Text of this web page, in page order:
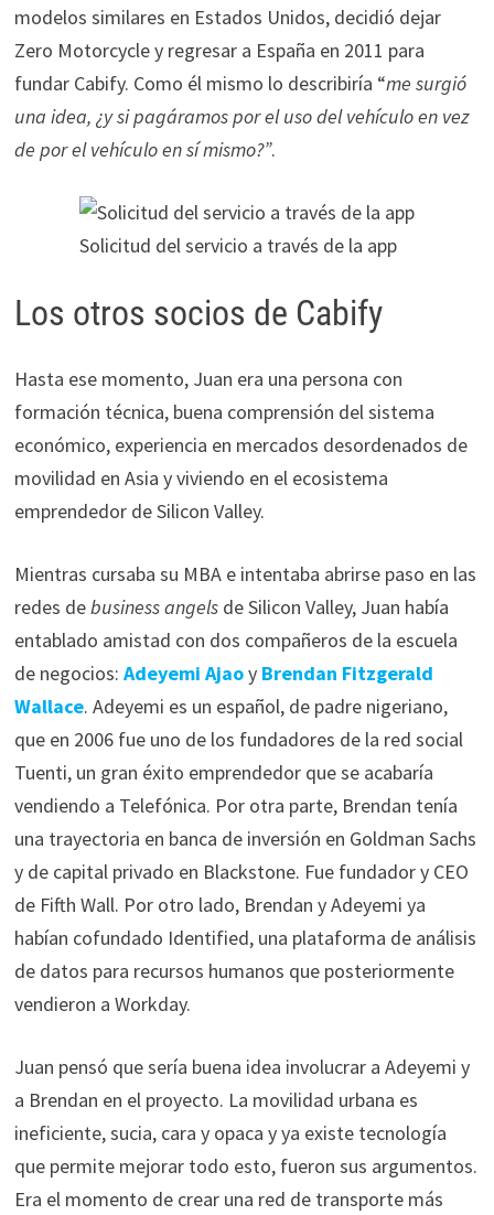
modelos similares en Estados Unidos, decidió dejar
Zero Motorcycle y regresar a España en 2011 para
fundar Cabify. Como él mismo lo describiría “me surgió
una idea, ¿y si pagáramos por el uso del vehículo en vez
de por el vehículo en sí mismo?”.
Solicitud del servicio a través de la app
Los otros socios de Cabify
Hasta ese momento, Juan era una persona con
formación técnica, buena comprensión del sistema
económico, experiencia en mercados desordenados de
movilidad en Asia y viviendo en el ecosistema
emprendedor de Silicon Valley.
Mientras cursaba su MBA e intentaba abrirse paso en las
redes debusiness angelsde Silicon Valley, Juan había
entablado amistad con dos compañeros de la escuela
de negocios: Adeyemi Ajaoy Brendan Fitzgerald
Wallace. Adeyemi es un español, de padre nigeriano,
que en 2006 fue uno de los fundadores de la red social
Tuenti, un gran éxito emprendedor que se acabaría
vendiendo a Telefónica. Por otra parte, Brendan tenía
una trayectoria en banca de inversión en Goldman Sachs
y de capital privado en Blackstone. Fue fundador y CEO
de Fifth Wall. Por otro lado, Brendan y Adeyemi ya
habían cofundado Identified, una plataforma de análisis
de datos para recursos humanos que posteriormente
vendieron a Workday.
Juan pensó que sería buena idea involucrar a Adeyemi y
a Brendan en el proyecto. La movilidad urbana es
ineficiente, sucia, cara y opaca y ya existe tecnología
que permite mejorar todo esto, fueron sus argumentos.
Era el momento de crear una red de transporte más